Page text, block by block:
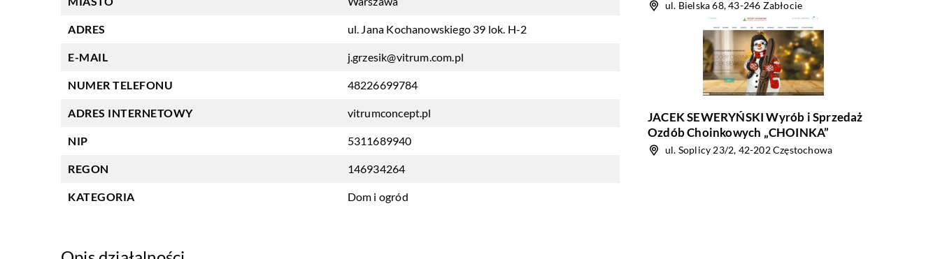
ADRES ul. Jana Kochanowskiego 39 lok. H-2
E-MAIL j.grzesik@vitrum.com.pl
NUMER TELEFONU 48226699784
ADRES INTERNETOWY vitrumconcept.pl
NIP 5311689940
REGON 146934264
KATEGORIA Dom i ogród
ul. Bielska 68, 43-246 Zabłocie
JACEK SEWERYŃSKI Wyrób i Sprzedaż
Ozdób Choinkowych „CHOINKA”
ul. Soplicy 23/2, 42-202 Częstochowa